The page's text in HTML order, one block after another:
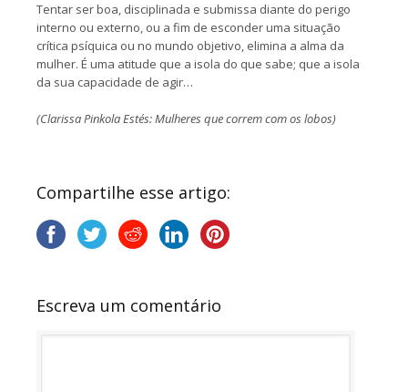
Tentar ser boa, disciplinada e submissa diante do perigo
interno ou externo, ou a fim de esconder uma situação
crítica psíquica ou no mundo objetivo, elimina a alma da
mulher. É uma atitude que a isola do que sabe; que a isola
da sua capacidade de agir…
(Clarissa Pinkola Estés: Mulheres que correm com os lobos)
Compartilhe esse artigo:
Escreva um comentário